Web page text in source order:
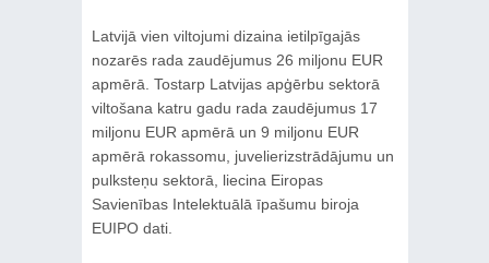
Latvijā vien viltojumi dizaina ietilpīgajās
nozarēs rada zaudējumus 26 miljonu EUR
apmērā. Tostarp Latvijas apģērbu sektorā
viltošana katru gadu rada zaudējumus 17
miljonu EUR apmērā un 9 miljonu EUR
apmērā rokassomu, juvelierizstrādājumu un
pulksteņu sektorā, liecina Eiropas
Savienības Intelektuālā īpašumu biroja
EUIPO dati.